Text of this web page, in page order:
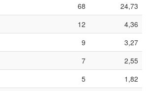
68
24,73
12
4,36
9
3,27
7
2,55
5
1,82